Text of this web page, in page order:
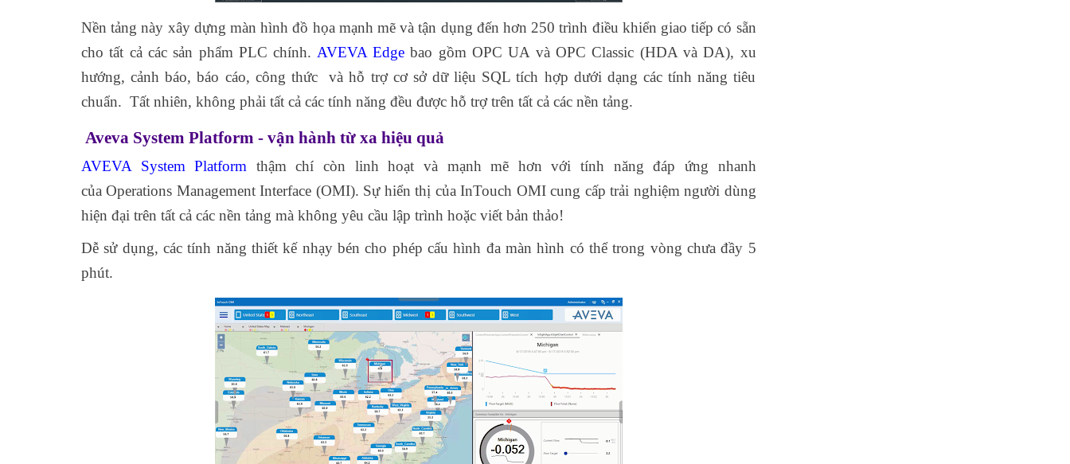
Nền tảng này xây dựng màn hình đồ họa mạnh mẽ và tận dụng đến hơn 250 trình điều khiển giao tiếp có sẵn
cho tất cả các sản phẩm PLC chính. AVEVA Edgebao gồm OPC UA và OPC Classic (HDA và DA), xu
hướng, cảnh báo, báo cáo, công thức và hỗ trợ cơ sở dữ liệu SQL tích hợp dưới dạng các tính năng tiêu
chuẩn. Tất nhiên, không phải tất cả các tính năng đều được hỗ trợ trên tất cả các nền tảng.
Aveva System Platform - vận hành từ xa hiệu quả
AVEVA System Platform thậm chí còn linh hoạt và mạnh mẽ hơn với tính năng đáp ứng nhanh
của Operations Management Interface (OMI). Sự hiển thị của InTouch OMI cung cấp trải nghiệm người dùng
hiện đại trên tất cả các nền tảng mà không yêu cầu lập trình hoặc viết bản thảo!
Dễ sử dụng, các tính năng thiết kế nhạy bén cho phép cấu hình đa màn hình có thể trong vòng chưa đầy 5
phút.